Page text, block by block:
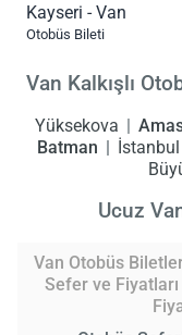
Kayseri - Van
Otobüs Bileti
Van Kalkışlı
Yüksekova
Batman
İstanbul
Ucuz
Van Otobüs
Sefer ve